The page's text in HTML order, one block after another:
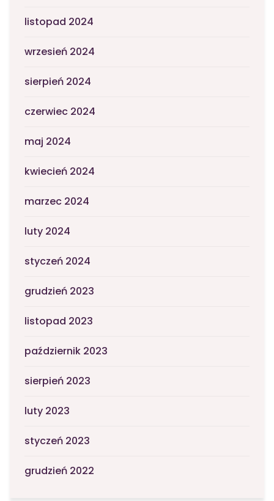
listopad 2024
wrzesień 2024
sierpień 2024
czerwiec 2024
maj 2024
kwiecień 2024
marzec 2024
luty 2024
styczeń 2024
grudzień 2023
listopad 2023
październik 2023
sierpień 2023
luty 2023
styczeń 2023
grudzień 2022